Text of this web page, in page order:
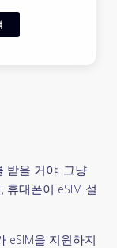
받을 거야. 그냥
대폰이 eSIM 설
eSIM을 지원하지